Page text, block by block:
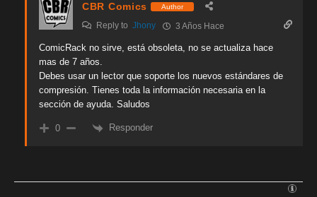
CBR Comics Author
Reply to Jhony 3 Años Hace
ComicRack no sirve, está obsoleta, no se actualiza hace
mas de 7 años.
Debes usar un lector que soporte los nuevos estándares de
compresión. Tienes toda la información necesaria en la
sección de ayuda. Saludos
0 Responder